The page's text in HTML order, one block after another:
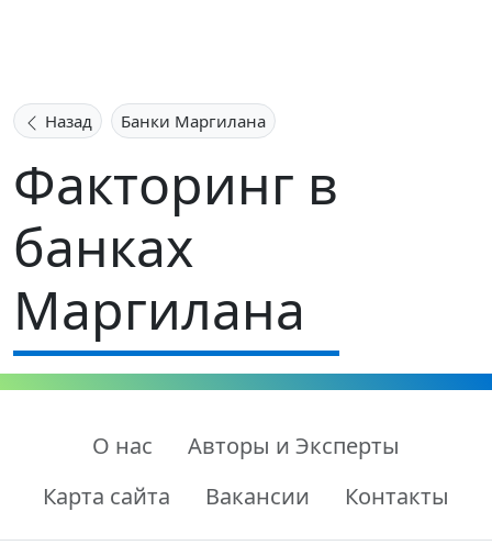
Назад Банки Маргилана
Факторинг в
банках
Маргилана
О нас
Авторы и Эксперты
Карта сайта
Вакансии Контакты